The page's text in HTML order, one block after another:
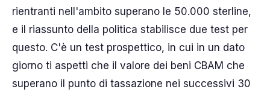
rientranti nell'ambito superano le 50.000 sterline,
e il riassunto della politica stabilisce due test per
questo. C'è un test prospettico, in cui in un dato
giorno ti aspetti che il valore dei beni CBAM che
superano il punto di tassazione nei successivi 30